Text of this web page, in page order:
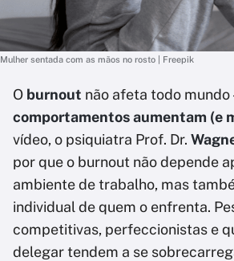
Mulher sentada com as mãos no rosto | Freepik
O burnout não afeta todo mundo
comportamentos aumentam (e
vídeo, o psiquiatra Prof. Dr.
por que o burnout não depende
ambiente de trabalho, mas
individual de quem o enfrenta.
competitivas, perfeccionistas e
delegar tendem a se